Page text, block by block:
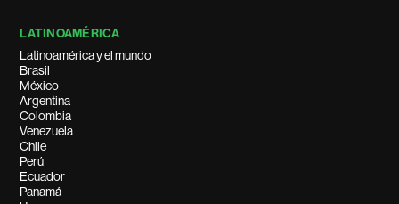
LATINOAMÉRICA
Latinoamérica y el mundo
Brasil
México
Argentina
Colombia
Venezuela
Chile
Perú
Ecuador
Panamá